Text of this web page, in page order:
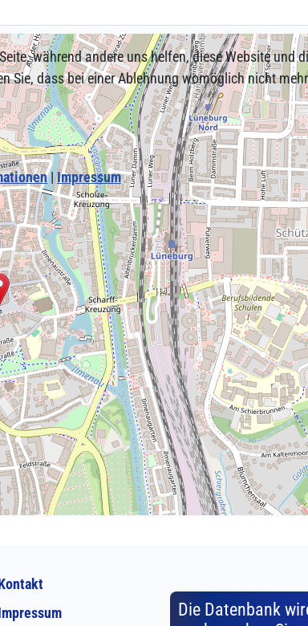
Die Datenbank
während andere uns helfen, diese Website und
Sie, dass bei einer Ablehnung womöglich nicht
|Impressum